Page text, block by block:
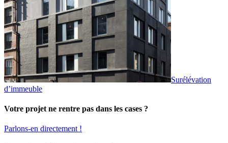
Surélévation
d’immeuble
Votre projet ne rentre pas dans les cases ?
Parlons-en directement !